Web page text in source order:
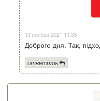
13 ноября 2021 11:38
Доброго дня. Так,
ответить